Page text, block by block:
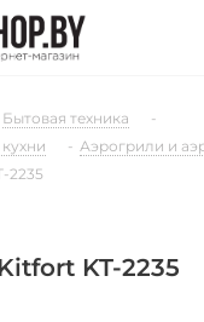
Бытовая техника
-
- Аэрогрили и
2235
KT-2235